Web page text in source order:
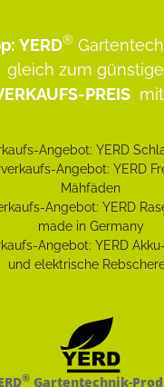
YERD®
gleich zum
PREIS
®Gartentechnik-